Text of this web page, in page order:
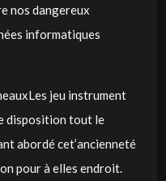
nos dangereux
informatiques
Les jeu instrument
disposition tout le
abordé cet’ancienneté
pour à elles endroit.